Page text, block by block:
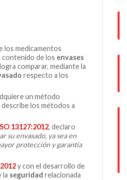
los medicamentos
contenido de los envases
comparar, mediante la
respecto a los
un método
los métodos a
13127:2012, declaro
su envasado, ya sea en
protección y garantía
y con el desarrollo de
la seguridad relacionada